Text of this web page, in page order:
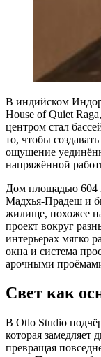
В индийском
House of Quiet
центром стал
то, чтобы
ощущение
напряжённой
Дом площадью 604
Мадхья-Прадеш и
жилище, похожее
проект вокруг
интерьерах мягко
окна и система
арочными
Свет как
В Otlo Studio
которая замедляет
превращая